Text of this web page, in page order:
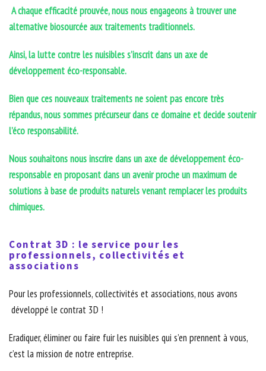
A chaque efficacité prouvée, nous nous engageons à trouver une
alternative biosourcée aux traitements traditionnels.
Ainsi, la lutte contre les nuisibles s’inscrit dans un axe de
développement éco-responsable.
Bien que ces nouveaux traitements ne soient pas encore très
répandus, nous sommes précurseur dans ce domaine et decide soutenir
l’éco responsabilité.
Nous souhaitons nous inscrire dans un axe de développement éco-
responsable en proposant dans un avenir proche un maximum de
solutions à base de produits naturels venant remplacer les produits
chimiques.
Contrat 3D : le service pour les
professionnels, collectivités et
associations
Pour les professionnels, collectivités et associations, nous avons
développé le contrat 3D !
Eradiquer, éliminer ou faire fuir les nuisibles qui s’en prennent à vous,
c’est la mission de notre entreprise.